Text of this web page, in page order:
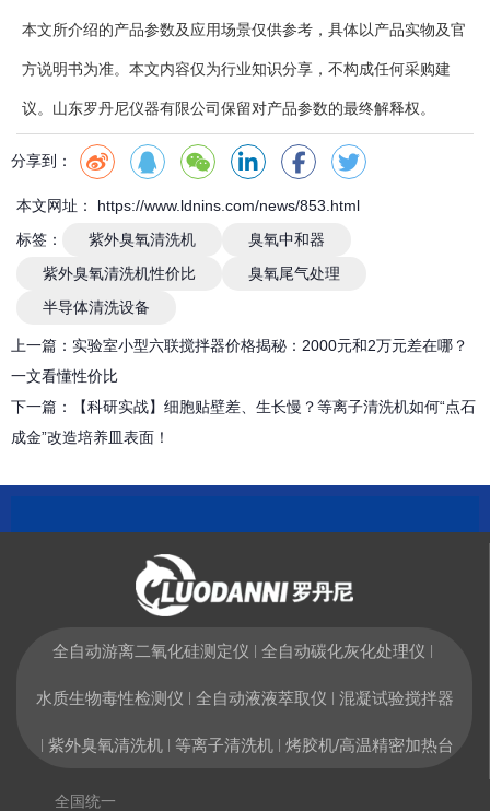
本文所介绍的产品参数及应用场景仅供参考，具体以产品实物及官
方说明书为准。本文内容仅为行业知识分享，不构成任何采购建
议。山东罗丹尼仪器有限公司保留对产品参数的最终解释权。
分享到：
本文网址： https://www.ldnins.com/news/853.html
标签：
紫外臭氧清洗机
臭氧中和器
紫外臭氧清洗机性价比
臭氧尾气处理
半导体清洗设备
上一篇： 实验室小型六联搅拌器价格揭秘：2000元和2万元差在哪？
一文看懂性价比
下一篇：
【科研实战】细胞贴壁差、生长慢？等离子清洗机如何“点石
成金”改造培养皿表面！
全自动游离二氧化硅测定仪 | 全自动碳化灰化处理仪 |
水质生物毒性检测仪 | 全自动液液萃取仪 | 混凝试验搅拌器
| 紫外臭氧清洗机 | 等离子清洗机 | 烤胶机/高温精密加热台
全国统一